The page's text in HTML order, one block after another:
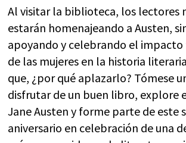
Al visitar la biblioteca, los lectores
estarán homenajeando a Austen,
apoyando y celebrando el
de las mujeres en la historia
que, ¿por qué aplazarlo? Tómese
disfrutar de un buen libro, explore
Jane Austen y forme parte de este
aniversario en celebración de una